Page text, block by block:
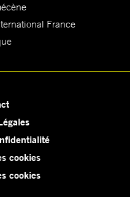
France
cookies
cookies